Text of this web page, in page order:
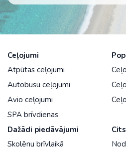
Ceļojumi
Atpūtas ceļojumi
Autobusu ceļojumi
Avio ceļojumi
SPA brīvdienas
Dažādi piedāvājumi
Skolēnu brīvlaikā
Cits